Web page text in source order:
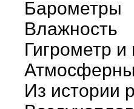
Барометры
Влажность
Гигрометр
Из истории